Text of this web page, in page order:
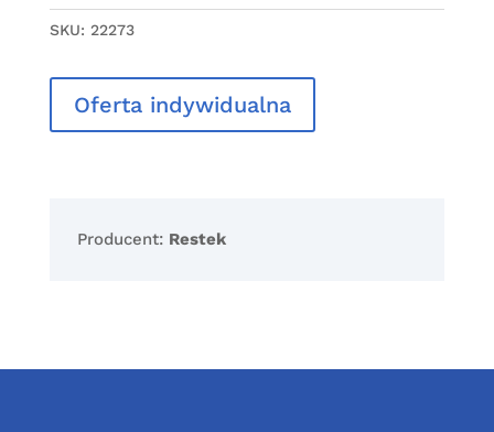
SKU: 22273
Oferta indywidualna
Producent: Restek